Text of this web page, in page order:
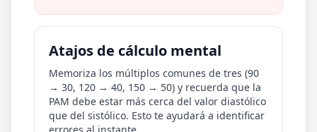
Atajos de cálculo mental
Memoriza los múltiplos comunes de tres (90
→ 30, 120 → 40, 150 → 50) y recuerda que la
PAM debe estar más cerca del valor diastólico
que del sistólico. Esto te ayudará a identificar